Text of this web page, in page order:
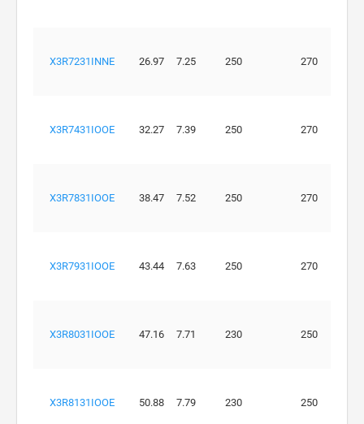
X3R7231INNE 26.97 7.25 250 270
X3R7431IOOE 32.27 7.39 250 270
X3R7831IOOE 38.47 7.52 250 270
X3R7931IOOE 43.44 7.63 250 270
X3R8031IOOE 47.16 7.71 230 250
X3R8131IOOE 50.88 7.79 230 250